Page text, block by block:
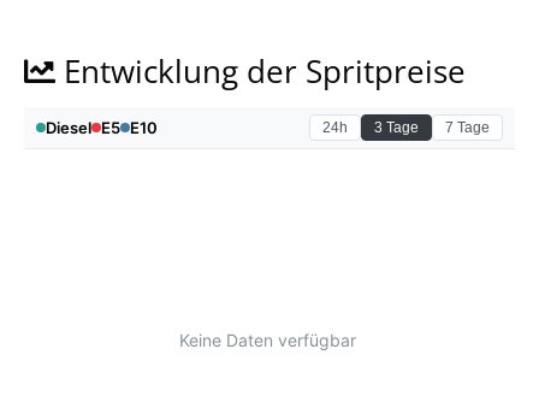
Entwicklung der Spritpreise